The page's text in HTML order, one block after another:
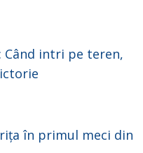
Când intri pe teren,
în primul meci din